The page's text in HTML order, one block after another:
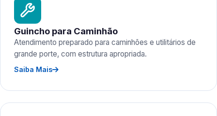
Guincho para Caminhão
Atendimento preparado para caminhões e utilitários de
grande porte, com estrutura apropriada.
Saiba Mais